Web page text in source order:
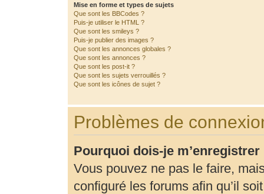
Mise en forme et types de sujets
Que sont les BBCodes ?
Puis-je utiliser le HTML ?
Que sont les smileys ?
Puis-je publier des images ?
Que sont les annonces globales ?
Que sont les annonces ?
Que sont les post-it ?
Que sont les sujets verrouillés ?
Que sont les icônes de sujet ?
Problèmes de
Pourquoi dois-je m’enregistrer
Vous pouvez ne pas le faire,
configuré les forums afin qu’il